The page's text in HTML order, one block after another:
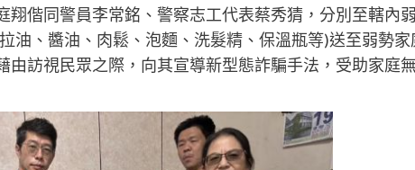
翔偕同警員李常銘、警察志工代表蔡秀猜，分別至轄內
油、醬油、肉鬆、泡麵、洗髮精、保溫瓶等)送至弱勢家
由訪視民眾之際，向其宣導新型態詐騙手法，受助家庭